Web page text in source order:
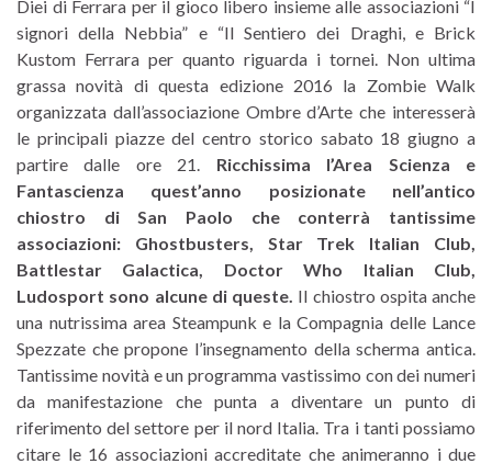
Diei di Ferrara per il gioco libero insieme alle associazioni “I
signori della Nebbia” e “Il Sentiero dei Draghi, e Brick
Kustom Ferrara per quanto riguarda i tornei. Non ultima
grassa novità di questa edizione 2016 la Zombie Walk
organizzata dall’associazione Ombre d’Arte che interesserà
le principali piazze del centro storico sabato 18 giugno a
partire dalle ore 21. Ricchissima l’Area Scienza e
Fantascienza quest’anno posizionate nell’antico
chiostro di San Paolo che conterrà tantissime
associazioni: Ghostbusters, Star Trek Italian Club,
Battlestar Galactica, Doctor Who Italian Club,
Ludosport sono alcune di queste. Il chiostro ospita anche
una nutrissima area Steampunk e la Compagnia delle Lance
Spezzate che propone l’insegnamento della scherma antica.
Tantissime novità e un programma vastissimo con dei numeri
da manifestazione che punta a diventare un punto di
riferimento del settore per il nord Italia. Tra i tanti possiamo
citare le 16 associazioni accreditate che animeranno i due